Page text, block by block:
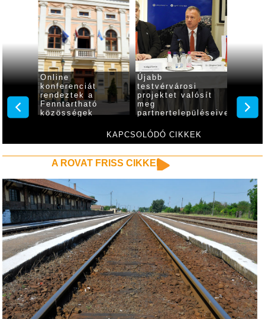
KAPCSOLÓDÓ CIKKEK
Online
konferenciát
rendeztek a
Fenntartható
közösségek
Újabb
testvérvárosi
projektet valósít
meg
partnertelepüléseivel
A ROVAT FRISS CIKKEI